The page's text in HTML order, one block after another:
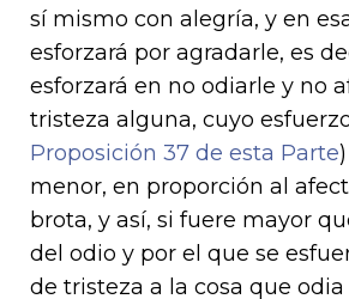
sí mismo con alegría, y en
esforzará por agradarle, es
esforzará en no odiarle y no
tristeza alguna, cuyo
Proposición 37 de esta Parte
menor, en propor­ción al
brota, y así, si fuere mayor
del odio y por el que se
de tristeza a la cosa que odia